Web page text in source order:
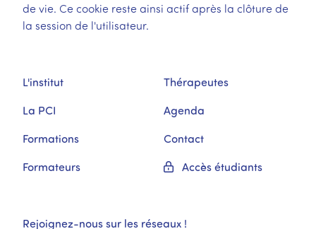
de vie. Ce cookie reste ainsi actif après la clôture de
la session de l'utilisateur.
L'institut
La PCI
Formations
Formateurs
Thérapeutes
Agenda
Contact
Accès étudiants
Rejoignez-nous sur les réseaux !